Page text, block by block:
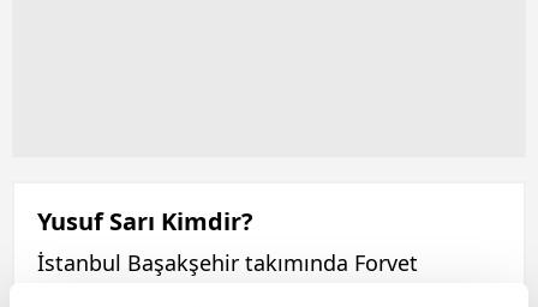
Yusuf Sarı Kimdir?
İstanbul Başakşehir takımında Forvet